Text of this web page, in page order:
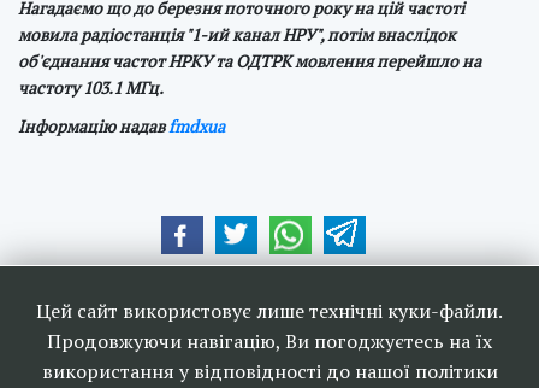
Нагадаємо що до березня поточного року на цій частоті
мовила радіостанція "1-ий канал НРУ", потім внаслідок
об'єднання частот НРКУ та ОДТРК мовлення перейшло на
частоту 103.1 МГц.
Інформацію надавfmdxua
Цей сайт використовує лише технічні куки-файли.
Продовжуючи навігацію, Ви погоджуєтесь на їх
використання у відповідності до нашої політики